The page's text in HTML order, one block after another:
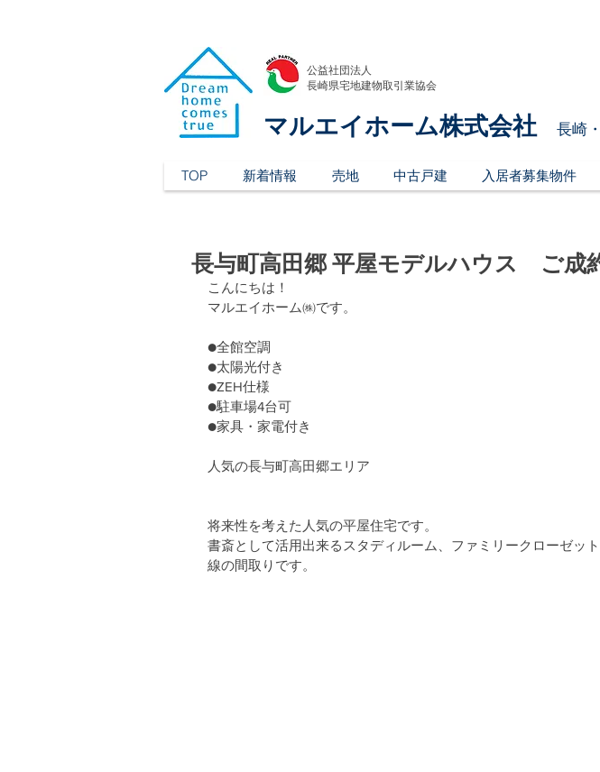
公益社団法人
​長崎県宅地建物取引業協会
マルエイホーム株式会社 長崎
TOP 新着情報 売地 中古戸建 入居者募集物件
長与町高田郷 平屋モデルハウス ご成
こんにちは！
マルエイホーム㈱です。
●全館空調
●太陽光付き
●ZEH仕様
●駐車場4台可
●家具・家電付き
人気の長与町高田郷エリア
将来性を考えた人気の平屋住宅です。
書斎として活用出来るスタディルーム、ファミリークローゼッ
線の間取りです。